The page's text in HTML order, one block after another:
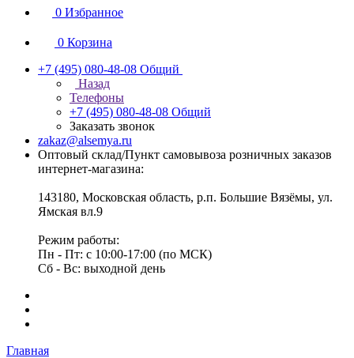
0 Избранное
0 Корзина
+7 (495) 080-48-08 Общий
Назад
Телефоны
+7 (495) 080-48-08 Общий
Заказать звонок
zakaz@alsemya.ru
Оптовый склад/Пункт самовывоза розничных заказов
интернет-магазина:
143180, Московская область, р.п. Большие Вязёмы, ул.
Ямская вл.9
Режим работы:
Пн - Пт: с 10:00-17:00 (по МСК)
Сб - Вс: выходной день
Главная